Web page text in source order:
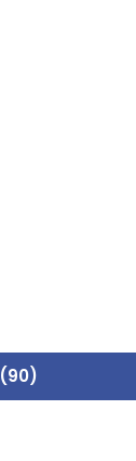
(90)